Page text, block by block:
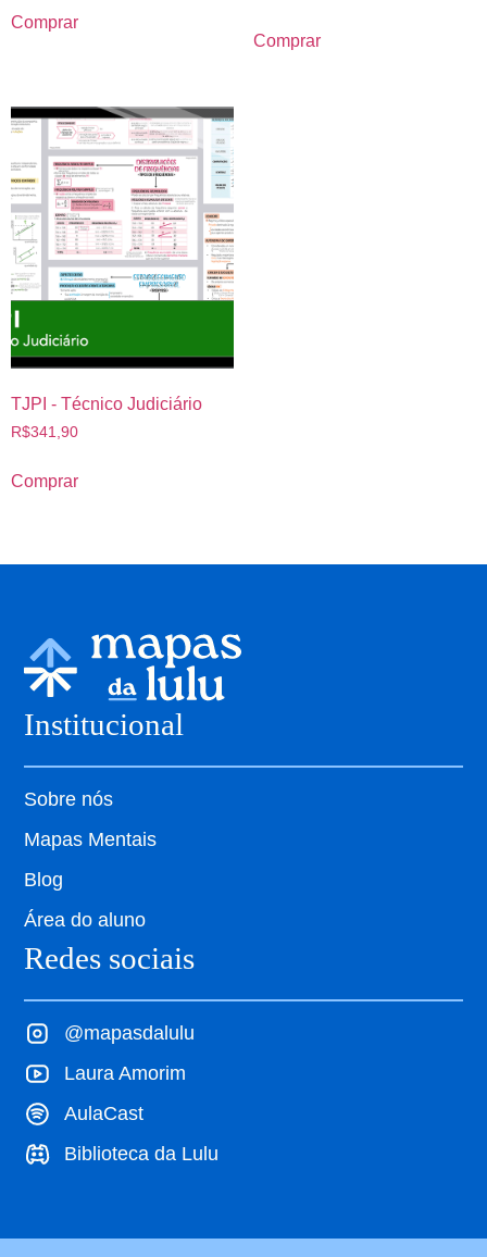
Comprar
Comprar
TJPI - Técnico Judiciário
R$341,90
Comprar
Institucional
Sobre nós
Mapas Mentais
Blog
Área do aluno
Redes sociais
@mapasdalulu
Laura Amorim
AulaCast
Biblioteca da Lulu